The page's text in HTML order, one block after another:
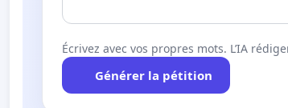
Écrivez avec vos propres mots. L’IA
Générer la pétition